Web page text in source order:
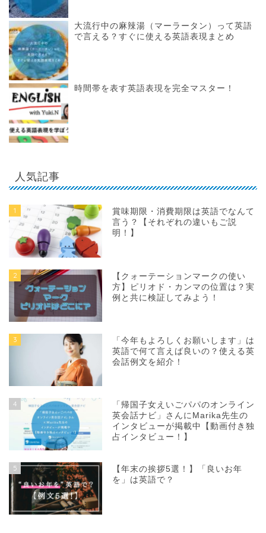
大流行中の麻辣湯（マーラータン）って英語
で言える？すぐに使える英語表現まとめ
時間帯を表す英語表現を完全マスター！
人気記事
1
賞味期限・消費期限は英語でなんて
言う？【それぞれの違いもご説
明！】
2
【クォーテーションマークの使い
方】ピリオド・カンマの位置は？実
例と共に検証してみよう！
3
「今年もよろしくお願いします」は
英語で何て言えば良いの？使える英
会話例文を紹介！
4
「帰国子女えいごパパのオンライン
英会話ナビ」さんにMarika先生の
インタビューが掲載中【動画付き独
占インタビュー！】
5
【年末の挨拶5選！】「良いお年
を」は英語で？